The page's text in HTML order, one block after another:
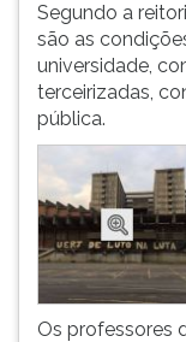
Segundo a
são as
universidade,
terceirizadas,
pública.
Os professores